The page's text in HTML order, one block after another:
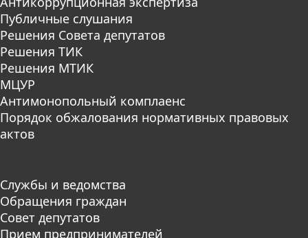
Публичные слушания
Решения Совета депутатов
Решения ТИК
Решения МТИК
МЦУР
Антимонопольный комплаенс
Порядок обжалования нормативных правовых
актов
Службы и ведомства
Обращения граждан
Совет депутатов
Прием предпринимателей